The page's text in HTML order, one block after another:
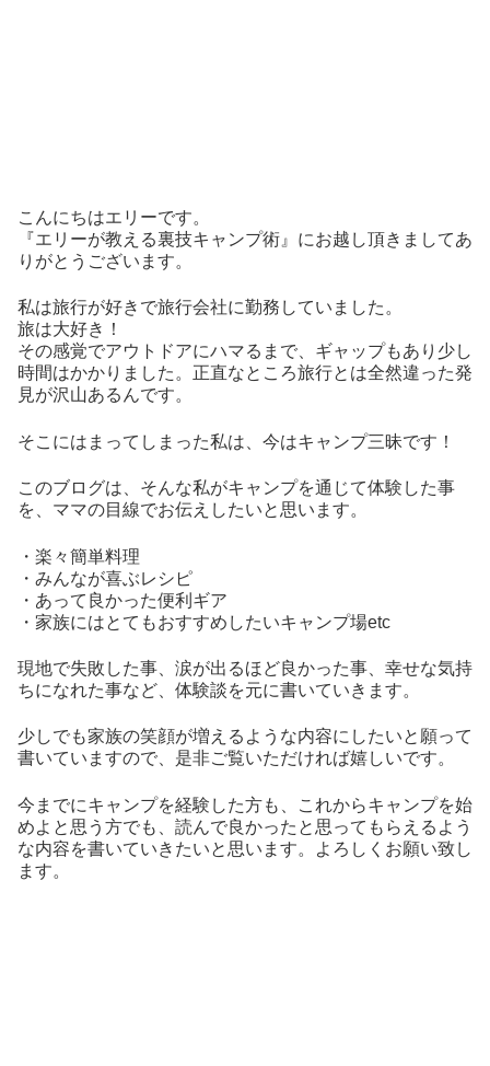
こんにちはエリーです。
『エリーが教える裏技キャンプ術』にお越し頂きましてあ
りがとうございます。
私は旅行が好きで旅行会社に勤務していました。
旅は大好き！
その感覚でアウトドアにハマるまで、ギャップもあり少し
時間はかかりました。正直なところ旅行とは全然違った発
見が沢山あるんです。
そこにはまってしまった私は、今はキャンプ三昧です！
このブログは、そんな私がキャンプを通じて体験した事
を、ママの目線でお伝えしたいと思います。
・楽々簡単料理
・みんなが喜ぶレシピ
・あって良かった便利ギア
・家族にはとてもおすすめしたいキャンプ場etc
現地で失敗した事、涙が出るほど良かった事、幸せな気持
ちになれた事など、体験談を元に書いていきます。
少しでも家族の笑顔が増えるような内容にしたいと願って
書いていますので、是非ご覧いただければ嬉しいです。
今までにキャンプを経験した方も、これからキャンプを始
めよと思う方でも、読んで良かったと思ってもらえるよう
な内容を書いていきたいと思います。よろしくお願い致し
ます。